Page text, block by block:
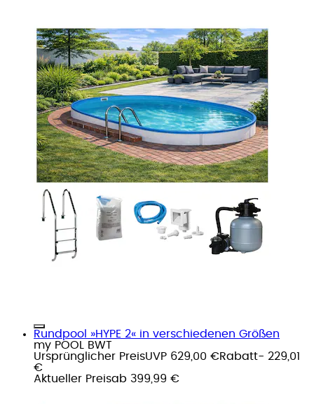
Rundpool »HYPE 2« in verschiedenen Größen
my POOL BWT
Ursprünglicher PreisUVP 629,00 €Rabatt- 229,01
€
Aktueller Preisab 399,99 €